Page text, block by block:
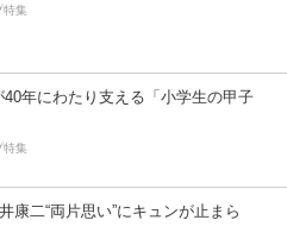
特集
40年にわたり支える「小学生の甲子
特集
康二“両片思い”にキュンが止まら